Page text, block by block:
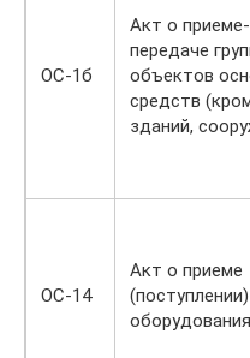
ОС-1б
Акт о приеме-
передаче
объектов
средств
зданий,
ОС-14
Акт о приеме
(поступлении)
оборудования